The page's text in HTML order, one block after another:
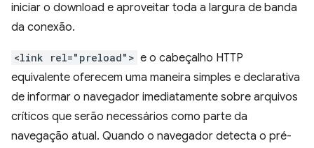
iniciar o download e aproveitar toda a largura de banda
da conexão.
<link rel="preload"> e o cabeçalho HTTP
equivalente oferecem uma maneira simples e declarativa
de informar o navegador imediatamente sobre arquivos
críticos que serão necessários como parte da
navegação atual. Quando o navegador detecta o pré-